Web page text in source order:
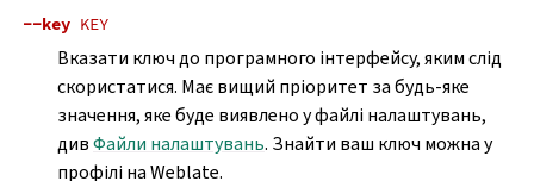
--key KEY
Вказати ключ до програмного інтерфейсу, яким слід
скористатися. Має вищий пріоритет за будь-яке
значення, яке буде виявлено у файлі налаштувань,
дивФайли налаштувань. Знайти ваш ключ можна у
профілі на Weblate.